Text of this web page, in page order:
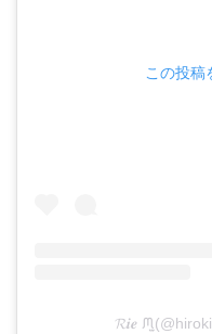
この投
𝓡𝒊𝒆